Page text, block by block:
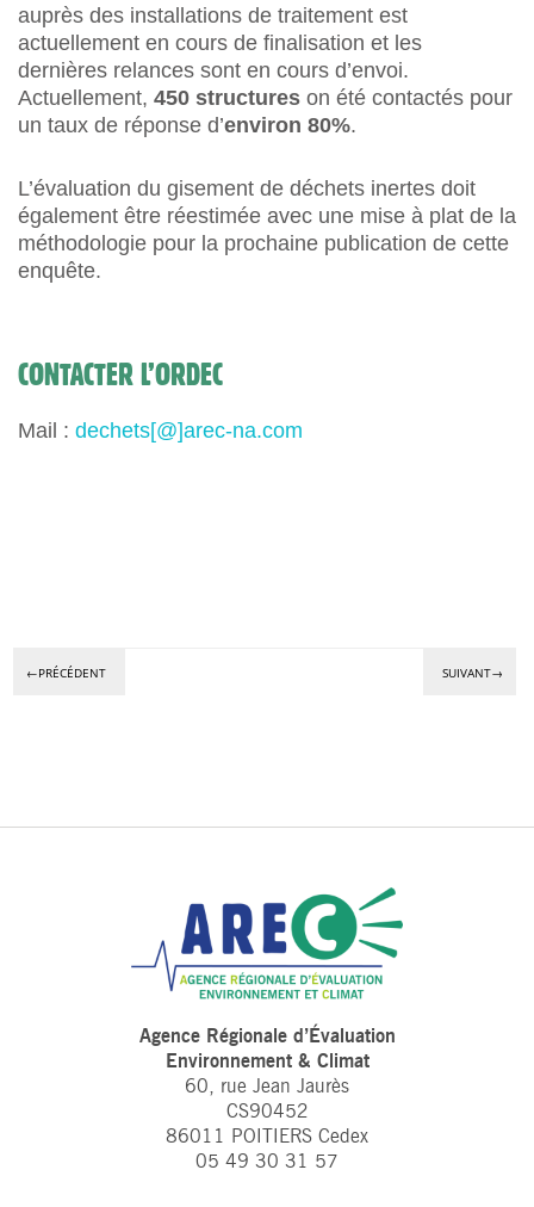
auprès des installations de traitement est
actuellement en cours de finalisation et les
dernières relances sont en cours d’envoi.
Actuellement, 450 structures on été contactés pour
un taux de réponse d’environ 80%.
L’évaluation du gisement de déchets inertes doit
également être réestimée avec une mise à plat de la
méthodologie pour la prochaine publication de cette
enquête.
CONTACTER L’ORDEC
Mail : dechets[@]arec-na.com
←PRÉCÉDENT SUIVANT→
Agence Régionale d’Évaluation
Environnement & Climat
60, rue Jean Jaurès
CS90452
86011 POITIERS Cedex
05 49 30 31 57